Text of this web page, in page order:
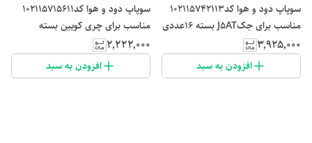
سوپاپ دود و هوا کد102115742113
مناسب برای جکJ5AT بسته 16عددی
۳٬۹۲۵٬۰۰۰
افزودن به سبد
سوپاپ دود و هوا کد102115715611
مناسب برای چری کویین بسته
16عددی
۲٬۲۲۲٬۰۰۰
افزودن به سبد